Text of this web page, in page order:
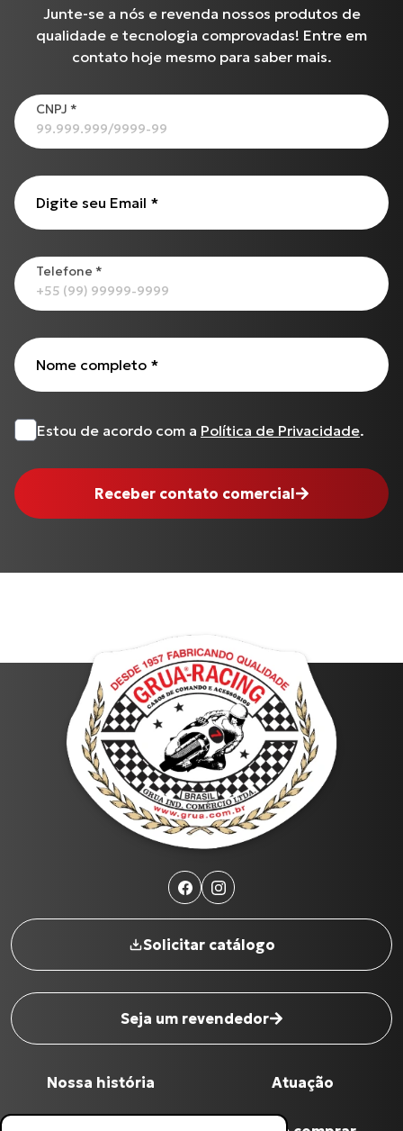
Produtos
Cabo de Embreagem para S-1000 R (17 até 18)
CG-125 CARGO
Cabo de Acelerador para TIGER-855 i (99 até 00)
CG-125
Todos os produtos
Junte-se a nós e revenda nossos produtos de
qualidade e tecnologia comprovadas! Entre em
contato hoje mesmo para saber mais.
CNPJ *
Digite seu Email *
Telefone *
Nome completo *
Estou de acordo com a Política de Privacidade.
Receber contato comercial
Solicitar catálogo
Seja um revendedor
Nossa história Atuação
Nome completo *
Digite seu Email *